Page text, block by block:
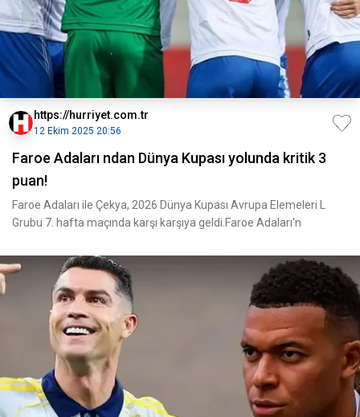
https://hurriyet.com.tr
12 Ekim 2025 20:56
Faroe Adaları ndan Dünya Kupası yolunda kritik 3
puan!
Faroe Adaları ile Çekya, 2026 Dünya Kupası Avrupa Elemeleri L
Grubu 7. hafta maçında karşı karşıya geldi.Faroe Adaları'n